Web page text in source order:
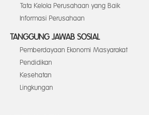
Tata Kelola Perusahaan yang Baik
Informasi Perusahaan
TANGGUNG JAWAB SOSIAL
Pemberdayaan Ekonomi Masyarakat
Pendidikan
Kesehatan
Lingkungan